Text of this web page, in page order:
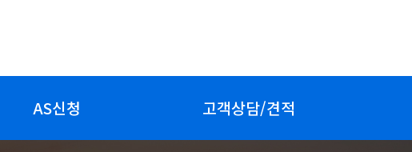
AS신청 고객상담/견적